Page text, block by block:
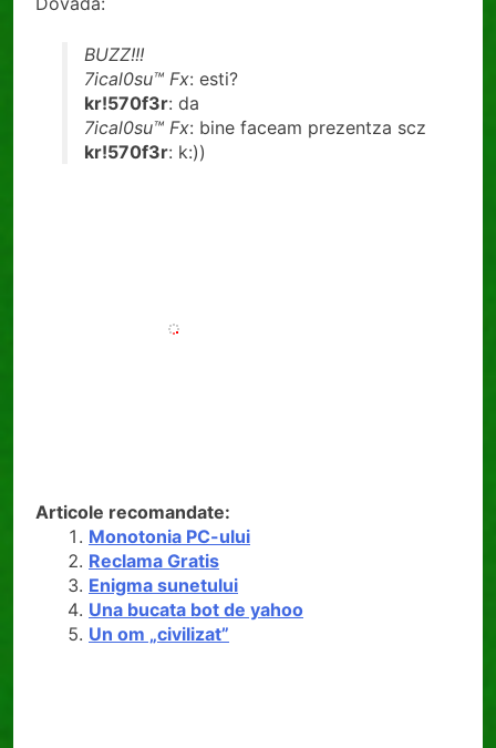
BUZZ!!!
7ical0su™ Fx: esti?
kr!570f3r: da
7ical0su™ Fx: bine faceam prezentza scz
kr!570f3r: k:))
Articole recomandate:
Monotonia PC-ului
Reclama Gratis
Enigma sunetului
Una bucata bot de yahoo
Un om „civilizat”